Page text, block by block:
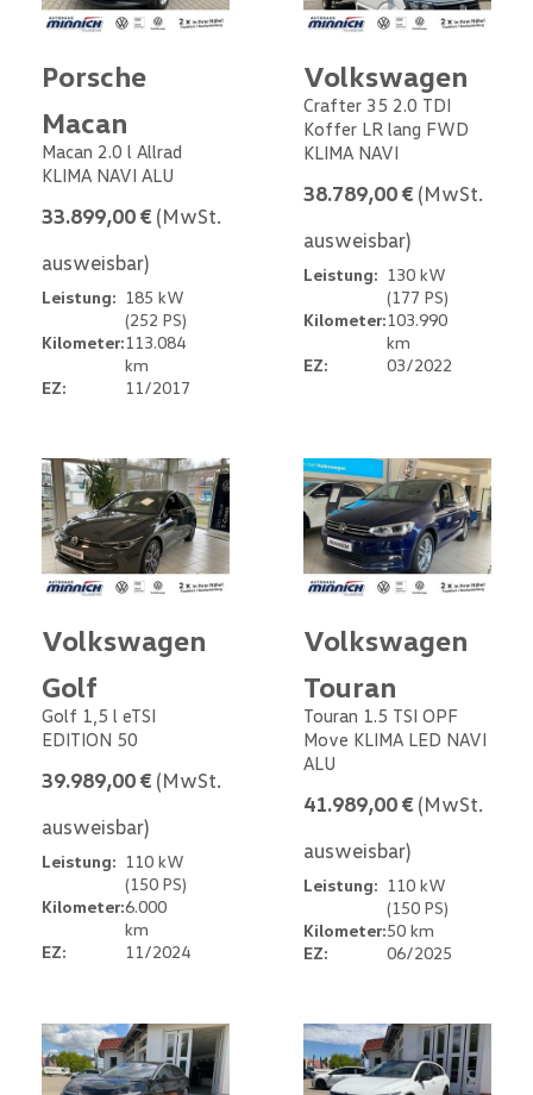
Porsche
Macan
Macan 2.0 l Allrad
KLIMA NAVI ALU
33.899,00 € (MwSt.
ausweisbar)
Leistung: 185 kW
(252 PS)
Kilometer:113.084
km
EZ:
11/2017
Volkswagen
Crafter 35 2.0 TDI
Koffer LR lang FWD
KLIMA NAVI
38.789,00 € (MwSt.
ausweisbar)
Leistung: 130 kW
(177 PS)
Kilometer:103.990
km
EZ:
03/2022
Volkswagen
Golf
Golf 1,5 l eTSI
EDITION 50
39.989,00 € (MwSt.
ausweisbar)
Leistung: 110 kW
(150 PS)
Kilometer:6.000
km
EZ:
11/2024
Volkswagen
Touran
Touran 1.5 TSI OPF
Move KLIMA LED NAVI
ALU
41.989,00 € (MwSt.
ausweisbar)
Leistung: 110 kW
(150 PS)
Kilometer:50 km
EZ:
06/2025